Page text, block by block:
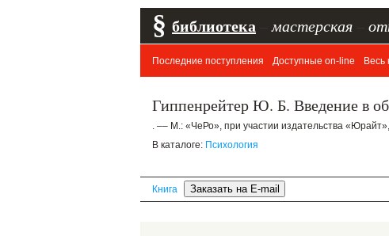
§ библиотека мастерская
Последние поступления Доступные on-line Весь
Гиппенрейтер Ю. Б. Введение в
. –– М.: «ЧеРо», при участии издательства
В каталоге: Психология
Книга